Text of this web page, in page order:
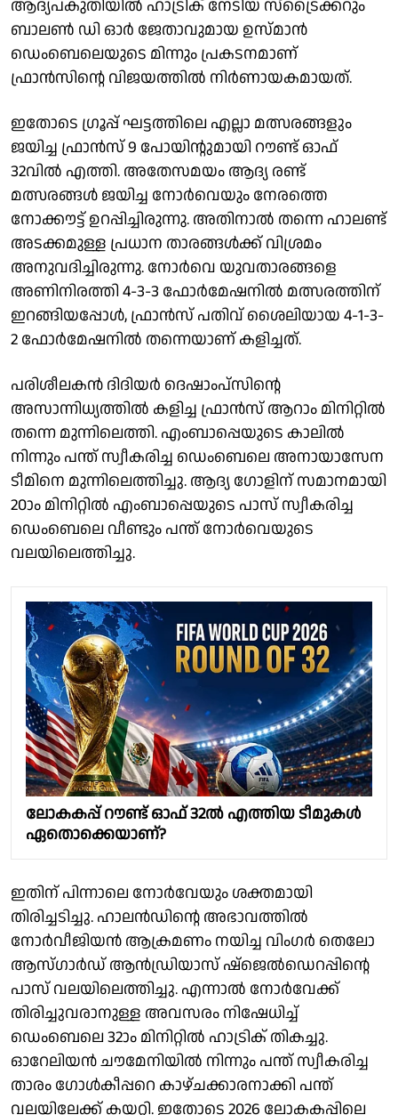
ആദ്യപകുതിയിൽ ഹാട്രിക് നേടിയ സ്ട്രൈക്കറും
ബാലൺ ഡി ഓർ ജേതാവുമായ ഉസ്മാൻ
ഡെംബെലെയുടെ മിന്നും പ്രകടനമാണ്
ഫ്രാൻസിൻ്റെ വിജയത്തിൽ നിർണായകമായത്.
ഇതോടെ ഗ്രൂപ്പ് ഘട്ടത്തിലെ എല്ലാ മത്സരങ്ങളും
ജയിച്ച ഫ്രാൻസ് 9 പോയിൻ്റുമായി റൗണ്ട് ഓഫ്
32വിൽ എത്തി. അതേസമയം ആദ്യ രണ്ട്
മത്സരങ്ങൾ ജയിച്ച നോർവെയും നേരത്തെ
നോക്കൗട്ട് ഉറപ്പിച്ചിരുന്നു. അതിനാൽ തന്നെ ഹാലണ്ട്
അടക്കമുള്ള പ്രധാന താരങ്ങൾക്ക് വിശ്രമം
അനുവദിച്ചിരുന്നു. നോർവെ യുവതാരങ്ങളെ
അണിനിരത്തി 4-3-3 ഫോർമേഷനിൽ മത്സരത്തിന്
ഇറങ്ങിയപ്പോൾ, ഫ്രാൻസ് പതിവ് ശൈലിയായ 4-1-3-
2 ഫോർമേഷനിൽ തന്നെയാണ് കളിച്ചത്.
പരിശീലകൻ ദിദിയർ ദെഷാംപ്സിൻ്റെ
അസാന്നിധ്യത്തിൽ കളിച്ച ഫ്രാൻസ് ആറാം മിനിറ്റിൽ
തന്നെ മുന്നിലെത്തി. എംബാപ്പെയുടെ കാലിൽ
നിന്നും പന്ത് സ്വീകരിച്ച ഡെംബെലെ അനായാസേന
ടീമിനെ മുന്നിലെത്തിച്ചു. ആദ്യ ഗോളിന് സമാനമായി
20ാം മിനിറ്റിൽ എംബാപ്പെയുടെ പാസ് സ്വീകരിച്ച
ഡെംബെലെ വീണ്ടും പന്ത് നോർവെയുടെ
വലയിലെത്തിച്ചു.
ലോകകപ്പ് റൗണ്ട് ഓഫ് 32ൽ എത്തിയ ടീമുകൾ
ഏതൊക്കെയാണ്?
ഇതിന് പിന്നാലെ നോർവേയും ശക്തമായി
തിരിച്ചടിച്ചു. ഹാലൻഡിൻ്റെ അഭാവത്തിൽ
നോർവീജിയൻ ആക്രമണം നയിച്ച വിംഗർ തെലോ
ആസ്ഗാർഡ് ആൻഡ്രിയാസ് ഷ്ജെൽഡെറപ്പിൻ്റെ
പാസ് വലയിലെത്തിച്ചു. എന്നാൽ നോർവേക്ക്
തിരിച്ചുവരാനുള്ള അവസരം നിഷേധിച്ച്
ഡെംബെലെ 32ാം മിനിറ്റിൽ ഹാട്രിക് തികച്ചു.
ഓറേലിയൻ ചൗമേനിയിൽ നിന്നും പന്ത് സ്വീകരിച്ച
താരം ഗോൾകീപ്പറെ കാഴ്ചക്കാരനാക്കി പന്ത്
വലയിലേക്ക് കയറ്റി. ഇതോടെ 2026 ലോകകപ്പിലെ